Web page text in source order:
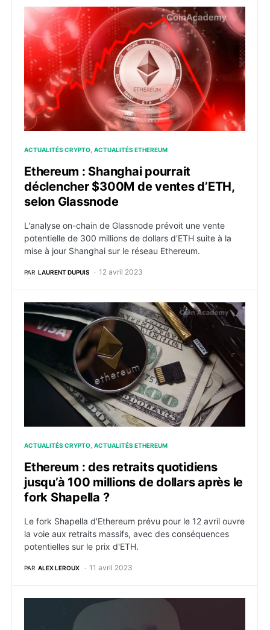
Ethereum : Shanghai pourrait déclencher $300M de
ACTUALITÉS CRYPTO ACTUALITÉS ETHEREUM
Ethereum : Shanghai pourrait
déclencher $300M de ventes d’ETH,
selon Glassnode
L'analyse on-chain de Glassnode prévoit une vente
potentielle de 300 millions de dollars d'ETH suite à la
mise à jour Shanghai sur le réseau Ethereum.
PAR LAURENT DUPUIS 12 avril 2023
Ethereum : des retraits quotidiens jusqu’à 100
ACTUALITÉS CRYPTO ACTUALITÉS ETHEREUM
Ethereum : des retraits quotidiens
jusqu’à 100 millions de dollars après le
fork Shapella ?
Le fork Shapella d'Ethereum prévu pour le 12 avril ouvre
la voie aux retraits massifs, avec des conséquences
potentielles sur le prix d'ETH.
PAR ALEX LEROUX 11 avril 2023
Actualités crypto de la semaine du 3 avril 2023 :